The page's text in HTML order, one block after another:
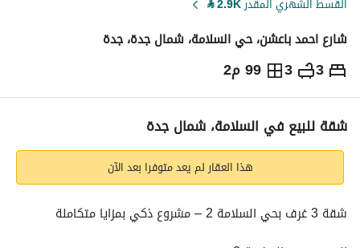
القسط الشهري المقدر2.9K
⃁
شارع احمد باعشن، حي السلامة، شمال جدة، جدة
3
3 99 م2 ⃁
440,000
التفاصيل معلومات ترخيص الإعلان
شقة للبيع في السلامة، شمال جدة
هذا العقار لم يعد متوفرا بعد الآن
شقة 3 غرف بحي السلامة 2 – مشروع ذكي بمزايا متكاملة